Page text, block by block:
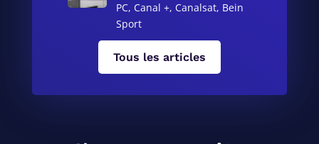
PC, Canal +, Canalsat, Bein
Sport
Tous les articles